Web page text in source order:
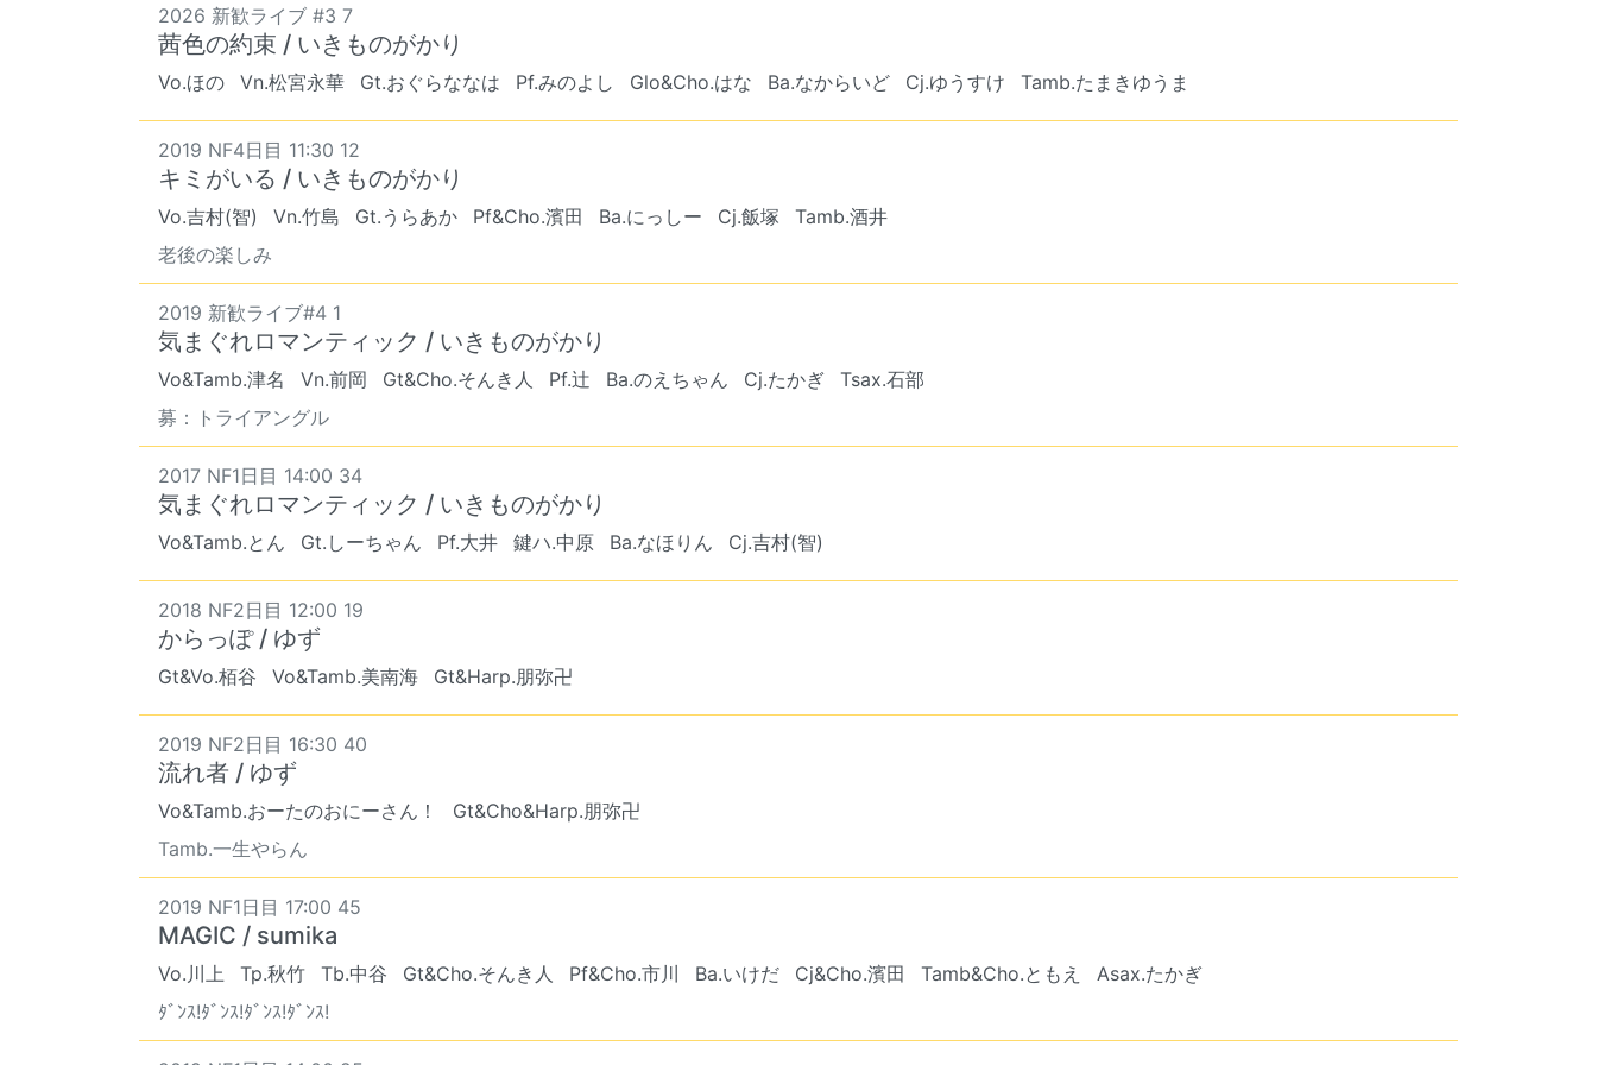
2026 新歓ライブ #3 7
茜色の約束 / いきものがかり
Vo.ほの Vn.松宮永華 Gt.おぐらななは Pf.みのよし Glo&Cho.はな Ba.なからいど Cj.ゆうすけ Tamb.たまきゆうま
2019 NF4日目 11:30 12
キミがいる / いきものがかり
Vo.吉村(智) Vn.竹島 Gt.うらあか Pf&Cho.濱田 Ba.にっしー Cj.飯塚
Tamb.酒井
老後の楽しみ
2019 新歓ライブ#4 1
気まぐれロマンティック / いきものがかり
Vo&Tamb.津名 Vn.前岡 Gt&Cho.そんき人 Pf.辻 Ba.のえちゃん Cj.たかぎ
Tsax.石部
募：トライアングル
2017 NF1日目 14:00 34
気まぐれロマンティック / いきものがかり
Vo&Tamb.とん Gt.しーちゃん Pf.大井 鍵ハ.中原 Ba.なほりん Cj.吉村(智)
2018 NF2日目 12:00 19
からっぽ / ゆず
Gt&Vo.栢谷 Vo&Tamb.美南海 Gt&Harp.朋弥卍
2019 NF2日目 16:30 40
流れ者 / ゆず
Vo&Tamb.おーたのおにーさん！
Gt&Cho&Harp.朋弥卍
Tamb.一生やらん
2019 NF1日目 17:00 45
MAGIC / sumika
Vo.川上 Tp.秋竹 Tb.中谷 Gt&Cho.そんき人 Pf&Cho.市川 Ba.いけだ Cj&Cho.濱田 Tamb&Cho.ともえ
Asax.たかぎ
ﾀﾞﾝｽ!ﾀﾞﾝｽ!ﾀﾞﾝｽ!ﾀﾞﾝｽ!